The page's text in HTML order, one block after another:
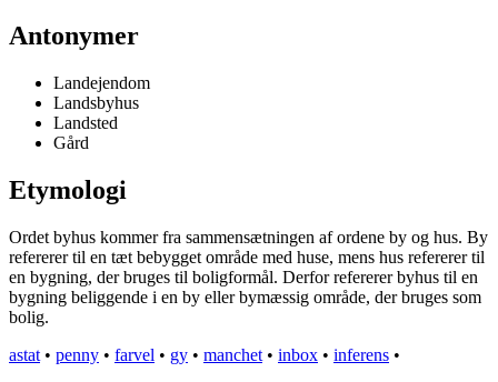
Antonymer
Landejendom
Landsbyhus
Landsted
Gård
Etymologi
Ordet byhus kommer fra sammensætningen af ordene by og hus. By
refererer til en tæt bebygget område med huse, mens hus refererer til
en bygning, der bruges til boligformål. Derfor refererer byhus til en
bygning beliggende i en by eller bymæssig område, der bruges som
bolig.
astat • penny • farvel • gy • manchet • inbox • inferens •